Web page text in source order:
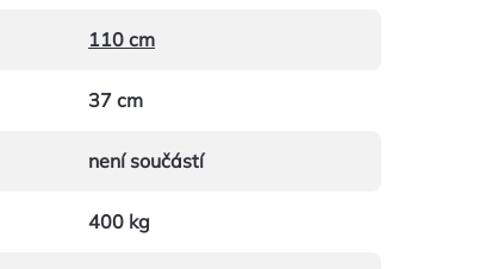
110 cm
37 cm
není součástí
400 kg